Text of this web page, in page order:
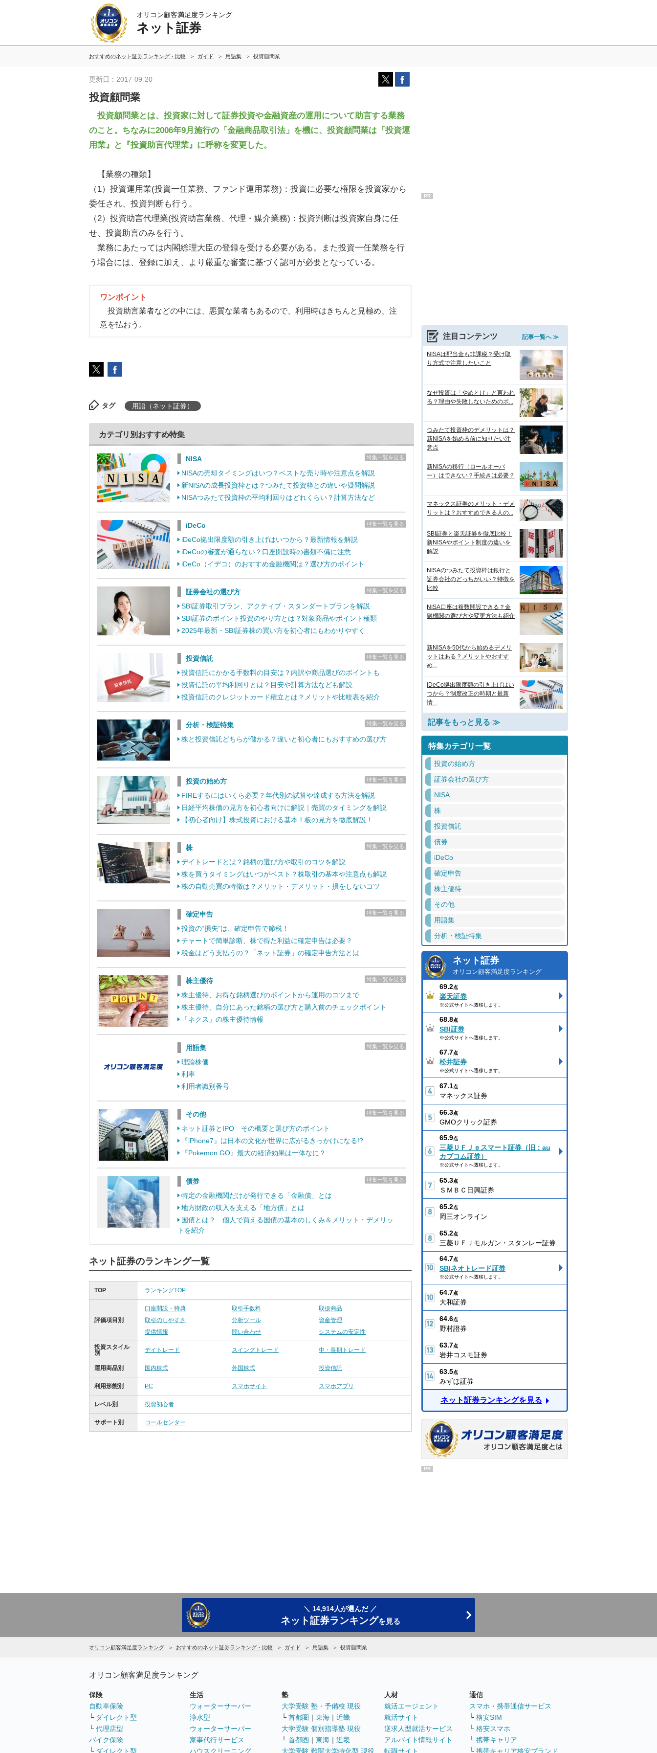
オリコン顧客満足度ランキング
ネット証券
おすすめのネット証券ランキング・比較 ガイド 用語集 投資顧問業
更新日：2017-09-20
投資顧問業
投資顧問業とは、投資家に対して証券投資や金融資産の運用について助言する業務
のこと。ちなみに2006年9月施行の「金融商品取引法」を機に、投資顧問業は『投資運
用業』と『投資助言代理業』に呼称を変更した。
【業務の種類】
（1）投資運用業(投資一任業務、ファンド運用業務)：投資に必要な権限を投資家から
委任され、投資判断も行う。
（2）投資助言代理業(投資助言業務、代理・媒介業務)：投資判断は投資家自身に任
せ、投資助言のみを行う。
業務にあたっては内閣総理大臣の登録を受ける必要がある。また投資一任業務を行
う場合には、登録に加え、より厳重な審査に基づく認可が必要となっている。
ワンポイント
投資助言業者などの中には、悪質な業者もあるので、利用時はきちんと見極め、注
意を払おう。
タグ 用語（ネット証券）
カテゴリ別おすすめ特集
特集一覧を見る
NISA
NISAの売却タイミングはいつ？ベストな売り時や注意点を解説
新NISAの成長投資枠とは？つみたて投資枠との違いや疑問解説
NISAつみたて投資枠の平均利回りはどれくらい？計算方法など
特集一覧を見る
iDeCo
iDeCo拠出限度額の引き上げはいつから？最新情報を解説
iDeCoの審査が通らない？口座開設時の書類不備に注意
iDeCo（イデコ）のおすすめ金融機関は？選び方のポイント
特集一覧を見る
証券会社の選び方
SBI証券取引プラン、アクティブ・スタンダートプランを解説
SBI証券のポイント投資のやり方とは？対象商品やポイント種類
2025年最新・SBI証券株の買い方を初心者にもわかりやすく
特集一覧を見る
投資信託
投資信託にかかる手数料の目安は？内訳や商品選びのポイントも
投資信託の平均利回りとは？目安や計算方法なども解説
投資信託のクレジットカード積立とは？メリットや比較表を紹介
特集一覧を見る
分析・検証特集
株と投資信託どちらが儲かる？違いと初心者にもおすすめの選び方
特集一覧を見る
投資の始め方
FIREするにはいくら必要？年代別の試算や達成する方法を解説
日経平均株価の見方を初心者向けに解説｜売買のタイミングを解説
【初心者向け】株式投資における基本！板の見方を徹底解説！
特集一覧を見る
株
デイトレードとは？銘柄の選び方や取引のコツを解説
株を買うタイミングはいつがベスト？株取引の基本や注意点も解説
株の自動売買の特徴は？メリット・デメリット・損をしないコツ
特集一覧を見る
確定申告
投資の“損失”は、確定申告で節税！
チャートで簡単診断、株で得た利益に確定申告は必要？
税金はどう支払うの？「ネット証券」の確定申告方法とは
特集一覧を見る
株主優待
株主優待、お得な銘柄選びのポイントから運用のコツまで
株主優待、自分にあった銘柄の選び方と購入前のチェックポイント
「ネクス」の株主優待情報
特集一覧を見る
用語集
理論株価
利率
利用者識別番号
特集一覧を見る
その他
ネット証券とIPO その概要と選び方のポイント
『iPhone7』は日本の文化が世界に広がるきっかけになる!?
『Pokemon GO』最大の経済効果は一体なに？
特集一覧を見る
債券
特定の金融機関だけが発行できる「金融債」とは
地方財政の収入を支える「地方債」とは
国債とは？ 個人で買える国債の基本のしくみ＆メリット・デメリッ
トを紹介
ネット証券のランキング一覧
TOP ランキングTOP
評価項目別
口座開設・特典 取引手数料
取扱商品
取引のしやすさ
分析ツール
資産管理
提供情報
問い合わせ システムの安定性
投資スタイル
別
デイトレード スイングトレード 中・長期トレード
運用商品別 国内株式 外国株式 投資信託
利用形態別 PC スマホサイト スマホアプリ
レベル別 投資初心者
サポート別 コールセンター
PR
注目コンテンツ 記事一覧へ ≫
NISAは配当金も非課税？受け取
り方式で注意したいこと
なぜ投資は「やめとけ」と言われ
る？理由や失敗しないためのポ...
つみたて投資枠のデメリットは？
新NISAを始める前に知りたい注
意点
新NISAの移行（ロールオーバ
ー）はできない？手続きは必要？
マネックス証券のメリット・デメ
リットは？おすすめできる人の...
SBI証券と楽天証券を徹底比較！
新NISAやポイント制度の違いを
解説
NISAのつみたて投資枠は銀行と
証券会社のどっちがいい？特徴を
比較
NISA口座は複数開設できる？金
融機関の選び方や変更方法も紹介
新NISAを50代から始めるデメリ
ットはある？メリットやおすす
め...
iDeCo拠出限度額の引き上げはい
つから？制度改正の時期と最新
情...
記事をもっと見る ≫
特集カテゴリ一覧
投資の始め方
証券会社の選び方
NISA
株
投資信託
債券
iDeCo
確定申告
株主優待
その他
用語集
分析・検証特集
ネット証券
オリコン顧客満足度ランキング
69.2点
楽天証券
※公式サイトへ遷移します。
68.8点
SBI証券
※公式サイトへ遷移します。
67.7点
松井証券
※公式サイトへ遷移します。
67.1点
マネックス証券
66.3点
GMOクリック証券
65.9点
三菱ＵＦＪｅスマート証券（旧：au
カブコム証券）
※公式サイトへ遷移します。
65.3点
ＳＭＢＣ日興証券
65.2点
岡三オンライン
65.2点
三菱ＵＦＪモルガン・スタンレー証券
64.7点
SBIネオトレード証券
※公式サイトへ遷移します。
64.7点
大和証券
64.6点
野村證券
63.7点
岩井コスモ証券
63.5点
みずほ証券
ネット証券ランキングを見る
PR
＼ 14,914人が選んだ ／
ネット証券ランキングを見る
オリコン顧客満足度ランキング おすすめのネット証券ランキング・比較 ガイド 用語集 投資顧問業
オリコン顧客満足度ランキング
保険
自動車保険
└ ダイレクト型
└ 代理店型
バイク保険
└ ダイレクト型
生活
ウォーターサーバー
浄水型
ウォーターサーバー
家事代行サービス
ハウスクリーニング
塾
大学受験 塾・予備校 現役
└ 首都圏 ｜ 東海 ｜ 近畿
大学受験 個別指導塾 現役
└ 首都圏 ｜ 東海 ｜ 近畿
大学受験 難関大学特化型 現役
人材
就活エージェント
就活サイト
逆求人型就活サービス
アルバイト情報サイト
転職サイト
通信
スマホ・携帯通信サービス
└ 格安SIM
└ 格安スマホ
└ 携帯キャリア
└ 携帯キャリア格安ブランド